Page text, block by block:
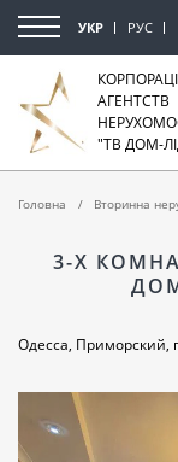
УКР РУС
АГЕНТСТВ
"ТВ ДОМ-
Головна Вторинна
3-Х
Одесса, Приморский,